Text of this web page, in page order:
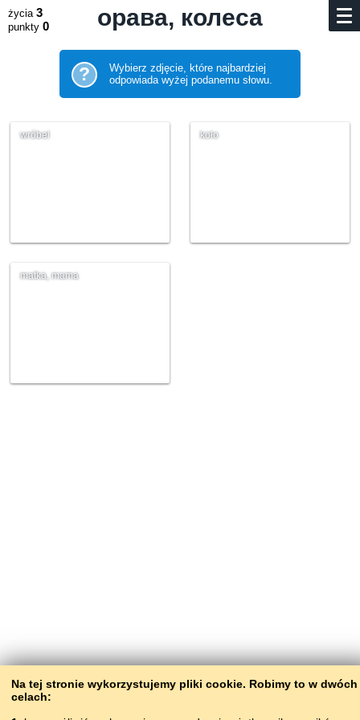
Na tej stronie wykorzystujemy pliki сookie. Robimy to w dwóch
celach:
życia 3
punkty 0 орава, колеса
?
Wybierz zdjęcie, które najbardziej
odpowiada wyżej podanemu słowu.
wróbel koło
matka, mama